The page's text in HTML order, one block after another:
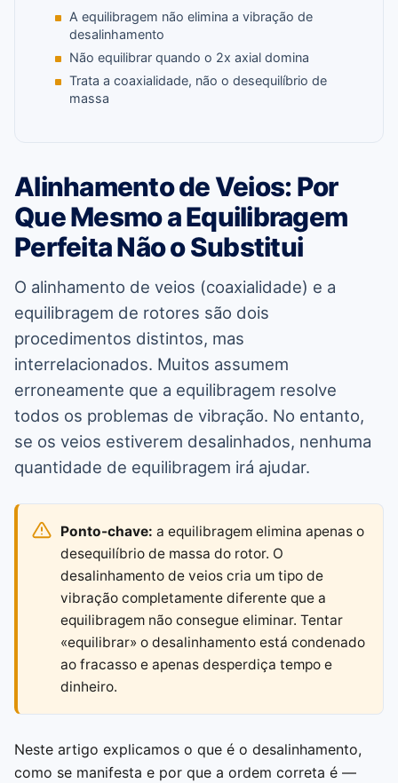
A equilibragem não elimina a vibração de
desalinhamento
Não equilibrar quando o 2x axial domina
Trata a coaxialidade, não o desequilíbrio de
massa
Alinhamento de Veios: Por
Que Mesmo a Equilibragem
Perfeita Não o Substitui
O alinhamento de veios (coaxialidade) e a
equilibragem de rotores são dois
procedimentos distintos, mas
interrelacionados. Muitos assumem
erroneamente que a equilibragem resolve
todos os problemas de vibração. No entanto,
se os veios estiverem desalinhados, nenhuma
quantidade de equilibragem irá ajudar.
Ponto-chave: a equilibragem elimina apenas o
desequilíbrio de massa do rotor. O
desalinhamento de veios cria um tipo de
vibração completamente diferente que a
equilibragem não consegue eliminar. Tentar
«equilibrar» o desalinhamento está condenado
ao fracasso e apenas desperdiça tempo e
dinheiro.
Neste artigo explicamos o que é o desalinhamento,
como se manifesta e por que a ordem correta é —